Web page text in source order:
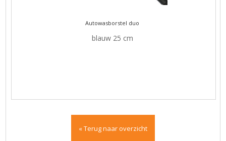
Autowasborstel duo
blauw 25 cm
« Terug naar overzicht